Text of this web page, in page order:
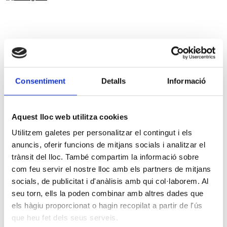
Consentiment Detalls Informació
Aquest lloc web utilitza cookies
Utilitzem galetes per personalitzar el contingut i els
anuncis, oferir funcions de mitjans socials i analitzar el
trànsit del lloc. També compartim la informació sobre
com feu servir el nostre lloc amb els partners de mitjans
socials, de publicitat i d'anàlisis amb qui col·laborem. Al
seu torn, ells la poden combinar amb altres dades que
els hàgiu proporcionat o hagin recopilat a partir de l'ús
que heu fet dels seus serveis.